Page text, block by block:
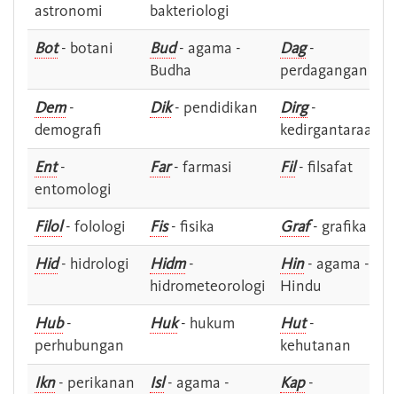
astronomi
bakteriologi
Bot- botani Bud- agama -
Budha
Dag-
perdagangan
Dem-
demografi
Dik- pendidikan Dirg-
kedirgantaraan
Ent-
entomologi
Far- farmasi Fil- filsafat
Filol- folologi Fis- fisika Graf- grafika
Hid- hidrologi Hidm-
hidrometeorologi
Hin- agama -
Hindu
Hub-
perhubungan
Huk- hukum Hut-
kehutanan
Ikn- perikanan Isl- agama -
Kap-